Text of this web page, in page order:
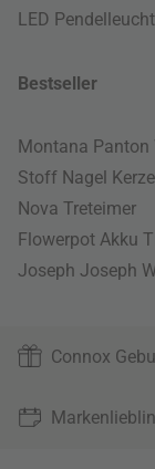
LED
Bestseller
Montana Panton
Stoff Nagel
Nova Treteimer
Flowerpot Akku
Joseph Joseph
Connox